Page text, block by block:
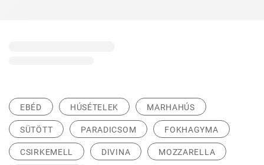
EBÉD HÚSÉTELEK MARHAHÚS
SÜTÖTT PARADICSOM FOKHAGYMA
CSIRKEMELL DIVINA MOZZARELLA